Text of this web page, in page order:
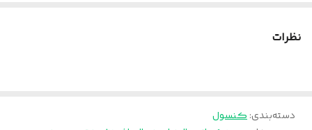
نظرات
دسته‌بندی:کنسول